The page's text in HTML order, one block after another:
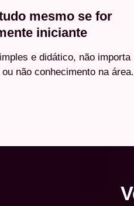
mesmo se for
iniciante
e didático, não importa
não conhecimento na área.